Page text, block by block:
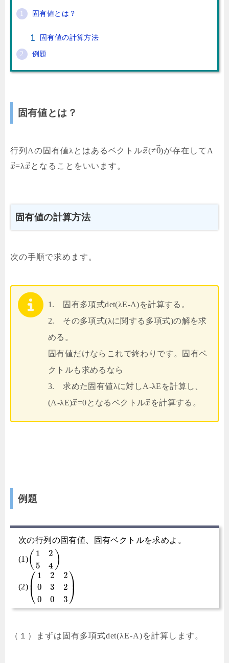
固有値とは？
固有値の計算方法
例題
固有値とは？
行列Aの固有値λとはあるベクトルx⃗(≠0⃗)が存在してA
x⃗=λx⃗となることをいいます。
固有値の計算方法
次の手順で求めます。
1. 固有多項式det(λE-A)を計算する。
2. その多項式(λに関する多項式)の解を求
める。
固有値だけならこれで終わりです。固有ベ
クトルも求めるなら
3. 求めた固有値λに対しA-λEを計算し、
(A-λE)x⃗=0となるベクトルx⃗を計算する。
例題
次の行列の固有値、固有ベクトルを求めよ。
(1)( 1
5
2
4 )
(2) ⎛
⎝
⎜ 1
0
0
2
3
0
2
2
3
⎞
⎠⎟
（１）まずは固有多項式det(λE-A)を計算します。